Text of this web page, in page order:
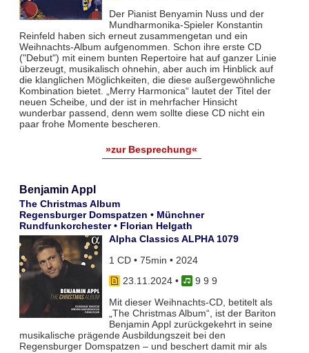
Der Pianist Benyamin Nuss und der
Mundharmonika-Spieler Konstantin
Reinfeld haben sich erneut zusammengetan und ein
Weihnachts-Album aufgenommen. Schon ihre erste CD
("Debut") mit einem bunten Repertoire hat auf ganzer Linie
überzeugt, musikalisch ohnehin, aber auch im Hinblick auf
die klanglichen Möglichkeiten, die diese außergewöhnliche
Kombination bietet. „Merry Harmonica“ lautet der Titel der
neuen Scheibe, und der ist in mehrfacher Hinsicht
wunderbar passend, denn wem sollte diese CD nicht ein
paar frohe Momente bescheren.
»zur Besprechung«
Benjamin Appl
The Christmas Album
Regensburger Domspatzen • Münchner
Rundfunkorchester • Florian Helgath
Alpha Classics ALPHA 1079
1 CD • 75min • 2024
23.11.2024•
9 9 9
Mit dieser Weihnachts-CD, betitelt als
„The Christmas Album“, ist der Bariton
Benjamin Appl zurückgekehrt in seine
musikalische prägende Ausbildungszeit bei den
Regensburger Domspatzen – und beschert damit mir als